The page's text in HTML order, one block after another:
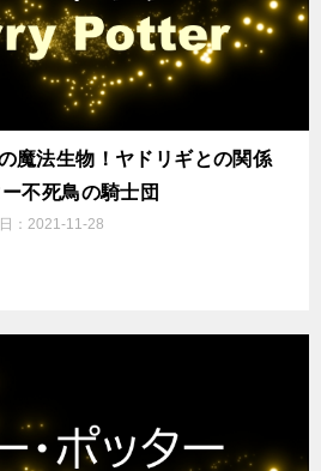
魔法生物！ヤドリギとの関係
不死鳥の騎士団
： 2021-11-28